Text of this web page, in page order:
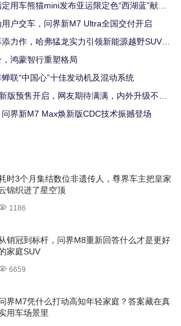
用车熊猫mini发布亚运限定色“西湖蓝”献礼
户交车，问界新M7 Ultra全国交付开启
力作，哈弗猛龙实力引领新能源越野SUV新
鸿蒙智行重塑格局
联“中国心”十佳发动机及混动系统
版预售开启，网友期待满满，内外升级不止
界新M7 Max焕新版CDC技术振撼登场
时3个月集结数位非遗传人，尊界车主把皇家
锦织进了星空顶
1186
从销冠到标杆，问界M8重新回答什么才是更好
家庭SUV
6659
界M7凭什么打动高知年轻家庭？答案藏在真
用车场景里